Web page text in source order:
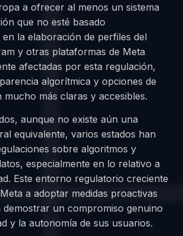
a ofrecer al menos un sistema
que no esté basado
en la elaboración de perfiles del
y otras plataformas de Meta
afectadas por esta regulación,
algorítmica y opciones de
mucho más claras y accesibles.
aunque no existe aún una
equivalente, varios estados han
sobre algoritmos y
especialmente en lo relativo a
Este entorno regulatorio creciente
a adoptar medidas proactivas
demostrar un compromiso genuino
y la autonomía de sus usuarios.